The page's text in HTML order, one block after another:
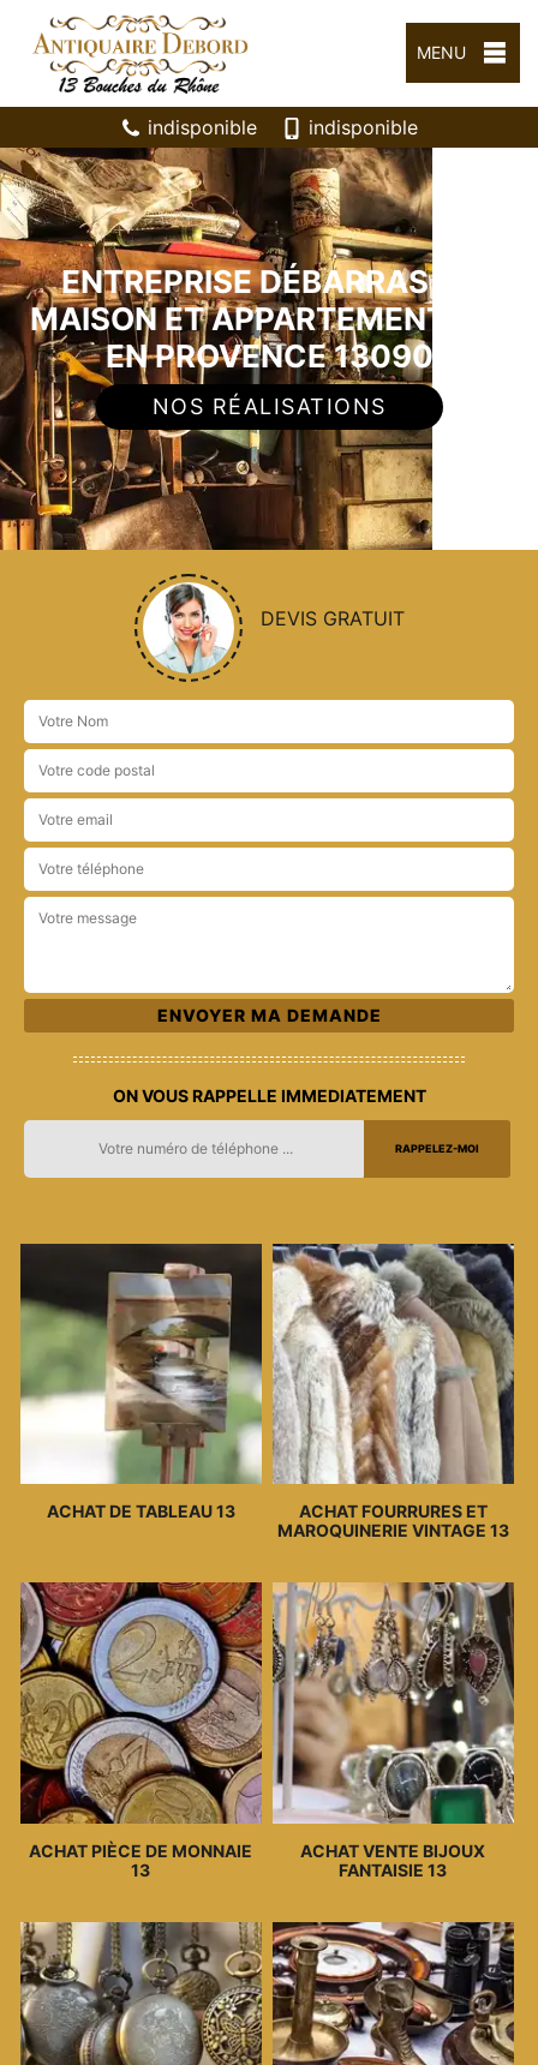
MENU
indisponible indisponible
ENTREPRISE DÉBARRAS DE
MAISON ET APPARTEMENT AIX
EN PROVENCE 13090
NOS RÉALISATIONS
DEVIS GRATUIT
ON VOUS RAPPELLE IMMEDIATEMENT
ACHAT DE TABLEAU 13
ACHAT FOURRURES ET
MAROQUINERIE VINTAGE 13
ACHAT PIÈCE DE MONNAIE
13
ACHAT VENTE BIJOUX
FANTAISIE 13